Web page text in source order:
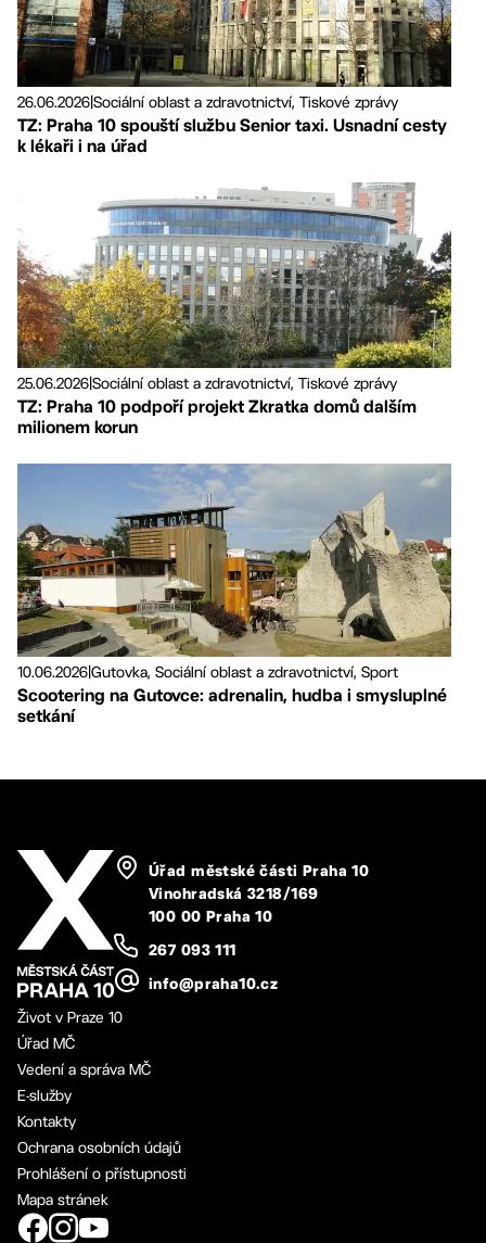
26.06.2026Sociální oblast a zdravotnictví, Tiskové zprávy
TZ: Praha 10 spouští službu Senior taxi. Usnadní cesty
k lékaři i na úřad
25.06.2026Sociální oblast a zdravotnictví, Tiskové zprávy
TZ: Praha 10 podpoří projekt Zkratka domů dalším
milionem korun
10.06.2026Gutovka, Sociální oblast a zdravotnictví, Sport
Scootering na Gutovce: adrenalin, hudba i smysluplné
setkání
Úřad městské části Praha 10
Vinohradská 3218/169
100 00 Praha 10
267 093 111
info@praha10.cz
Život v Praze 10
Úřad MČ
Vedení a správa MČ
E-služby
Kontakty
Ochrana osobních údajů
Prohlášení o přístupnosti
Mapa stránek